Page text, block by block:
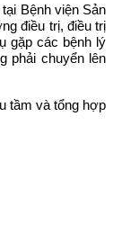
Bệnh viện Sản
điều trị, điều trị
gặp các bệnh lý
phải chuyển lên
tầm và tổng hợp